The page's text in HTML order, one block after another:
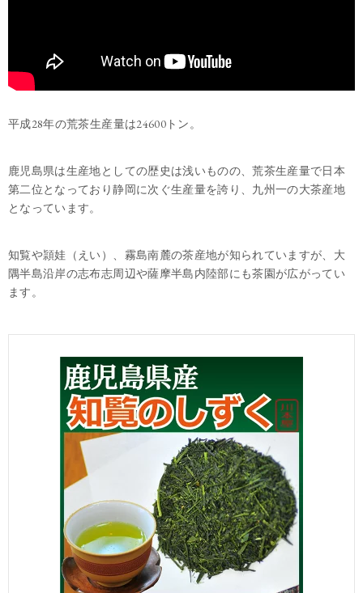
平成28年の荒茶生産量は24600トン。
鹿児島県は生産地としての歴史は浅いものの、荒茶生産量で日本
第二位となっており静岡に次ぐ生産量を誇り、九州一の大茶産地
となっています。
知覧や頴娃（えい）、霧島南麓の茶産地が知られていますが、大
隅半島沿岸の志布志周辺や薩摩半島内陸部にも茶園が広がってい
ます。